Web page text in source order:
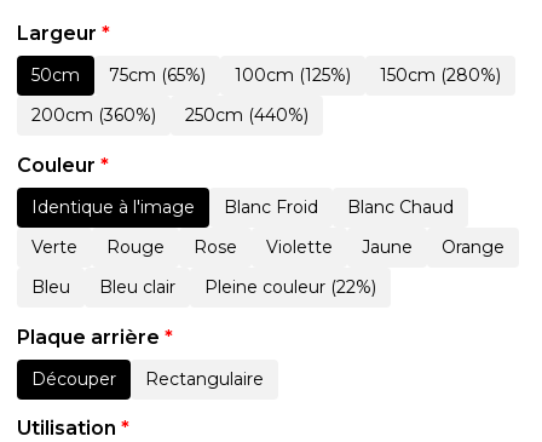
Largeur *
50cm 75cm (65%) 100cm (125%)
150cm (280%)
200cm (360%)
250cm (440%)
Couleur *
Identique à l'image Blanc Froid
Blanc Chaud
Verte
Rouge Rose Violette Jaune
Orange
Bleu
Bleu clair Pleine couleur (22%)
Plaque arrière *
Découper Rectangulaire
Utilisation *